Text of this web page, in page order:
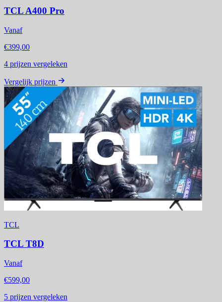
TCL A400 Pro
Vanaf
€399,00
4 prijzen vergeleken
Vergelijk prijzen
TCL
TCL T8D
Vanaf
€599,00
5 prijzen vergeleken